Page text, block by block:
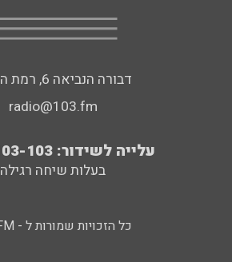
דבורה הנביאה 6, רמת השרון
radio@103.fm
עלייה לשידור: 0552-103-103
בעלות שיחה רגילה
כל הזכויות שמורות ל - 103FM